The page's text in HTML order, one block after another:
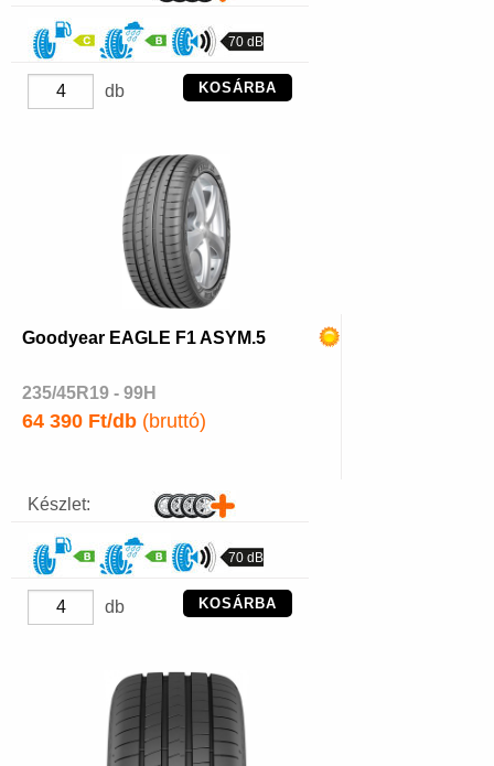
70 dB
db KOSÁRBA
Goodyear EAGLE F1 ASYM.5
235/45R19 - 99H
64 390 Ft/db (bruttó)
Készlet:
70 dB
db KOSÁRBA